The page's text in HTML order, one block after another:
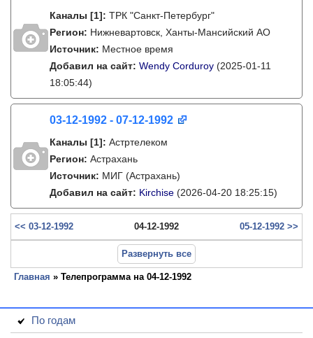
Каналы [1]: ТРК "Санкт-Петербург"
Регион: Нижневартовск, Ханты-Мансийский АО
Источник: Местное время
Добавил на сайт: Wendy Corduroy (2025-01-11
18:05:44)
03-12-1992 - 07-12-1992
Каналы [1]: Астртелеком
Регион: Астрахань
Источник: МИГ (Астрахань)
Добавил на сайт: Kirchise (2026-04-20 18:25:15)
<< 03-12-1992 04-12-1992 05-12-1992 >>
Развернуть все
Главная » Телепрограмма на 04-12-1992
По годам